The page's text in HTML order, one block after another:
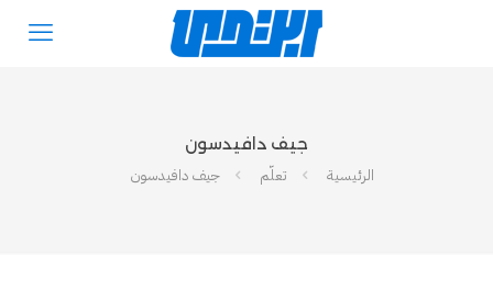
جيف دافيدسون
الرئيسية
تعلّم جيف دافيدسون